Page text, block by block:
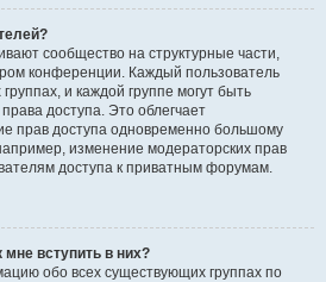
сообщество на структурные части,
конференции. Каждый пользователь
и каждой группе могут быть
доступа. Это облегчает
прав доступа одновременно большому
изменение модераторских прав
доступа к приватным форумам.
мне вступить в них?
обо всех существующих группах по